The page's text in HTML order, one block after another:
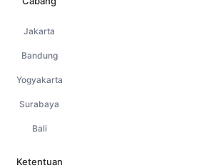
Jakarta
Bandung
Yogyakarta
Surabaya
Bali
Ketentuan